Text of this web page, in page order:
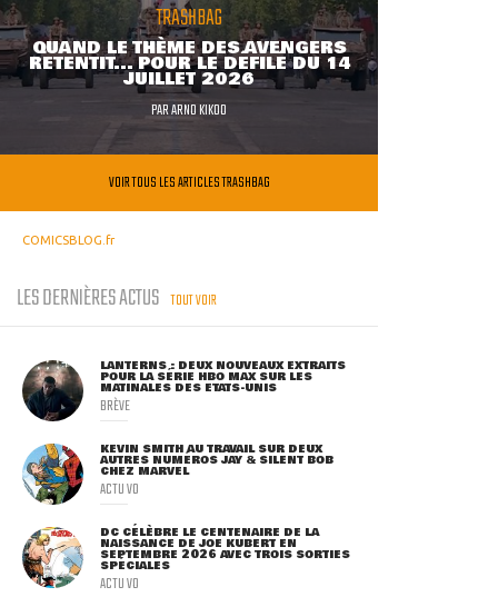
TRASHBAG
QUAND LE THÈME DES AVENGERS
RETENTIT... POUR LE DÉFILÉ DU 14
JUILLET 2026
PARARNO KIKOO
VOIR TOUS LES ARTICLES TRASHBAG
COMICSBLOG.fr
LES DERNIÈRES ACTUS TOUT VOIR
LANTERNS : DEUX NOUVEAUX EXTRAITS
POUR LA SÉRIE HBO MAX SUR LES
MATINALES DES ETATS-UNIS
BRÈVE
KEVIN SMITH AU TRAVAIL SUR DEUX
AUTRES NUMÉROS JAY & SILENT BOB
CHEZ MARVEL
ACTU VO
DC CÉLÈBRE LE CENTENAIRE DE LA
NAISSANCE DE JOE KUBERT EN
SEPTEMBRE 2026 AVEC TROIS SORTIES
SPÉCIALES
ACTU VO